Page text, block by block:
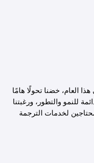
العام، خضنا تحولًا هامًا
للنمو والتطور، ورغبتنا
لخدمات الترجمة